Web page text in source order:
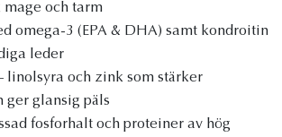
och tarm
omega-3 (EPA & DHA) samt kondroitin
leder
linolsyra och zink som stärker
ger glansig päls
fosforhalt och proteiner av hög